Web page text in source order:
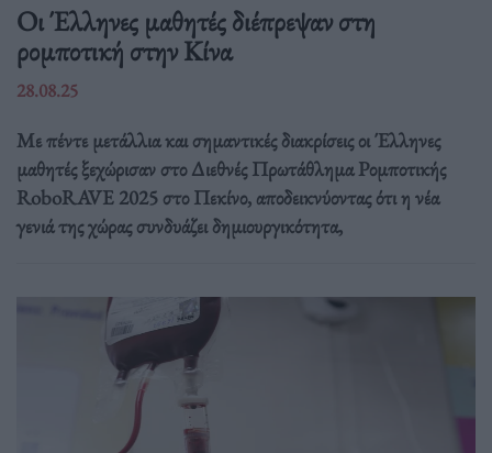
Οι Έλληνες μαθητές διέπρεψαν στη
ρομποτική στην Κίνα
28.08.25
Με πέντε μετάλλια και σημαντικές διακρίσεις οι Έλληνες
μαθητές ξεχώρισαν στο Διεθνές Πρωτάθλημα Ρομποτικής
RoboRAVE 2025 στο Πεκίνο, αποδεικνύοντας ότι η νέα
γενιά της χώρας συνδυάζει δημιουργικότητα,